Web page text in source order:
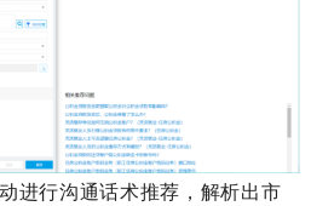
进行沟通话术推荐，解析出市